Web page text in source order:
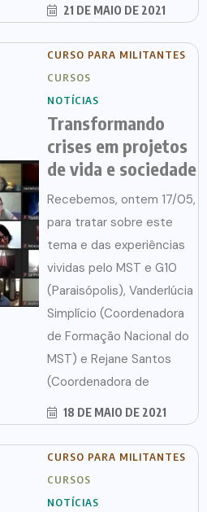
21 DE MAIO DE 2021
CURSO PARA MILITANTES
CURSOS
NOTÍCIAS
Transformando
crises em projetos
de vida e sociedade
Recebemos, ontem 17/05,
para tratar sobre este
tema e das experiências
vividas pelo MST e G10
(Paraisópolis), Vanderlúcia
Simplício (Coordenadora
de Formação Nacional do
MST) e Rejane Santos
(Coordenadora de
18 DE MAIO DE 2021
CURSO PARA MILITANTES
CURSOS
NOTÍCIAS